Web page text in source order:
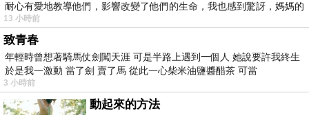
引退賽真的很感人，一切都是為了三浦大輔。
最後一場比賽交給三浦大輔，挑戰連續25年都有勝
投的史無前例紀錄，番長投了六局掉了十分，無緣
耐心有愛地教導他們，影響改變了他們的生命，我也感到驚訝，媽媽的
13 小時前
致青春
年輕時曾想著騎馬仗劍闖天涯 可是半路上遇到一個人 她說要許我終生
於是我一激動 當了劍 賣了馬 從此一心柴米油鹽醬醋茶 可當
3 小時前
動起來的方法